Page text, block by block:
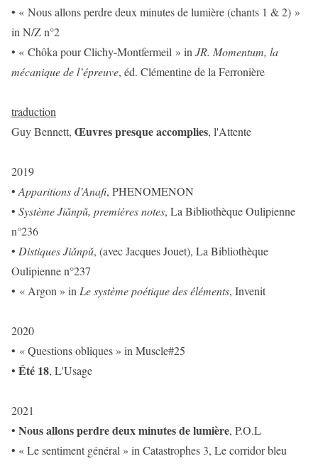
• « Nous allons perdre deux minutes de lumière (chants 1 & 2) »
in N/Z n°2
• « Chôka pour Clichy-Montfermeil » in JR. Momentum, la
mécanique de l’épreuve, éd. Clémentine de la Ferronière
traduction
Guy Bennett, Œuvres presque accomplies, l'Attente
2019
• Apparitions d’Anafi, PHENOMENON
• Système Jiǎnpǔ, premières notes, La Bibliothèque Oulipienne
n°236
• Distiques Jiǎnpǔ, (avec Jacques Jouet), La Bibliothèque
Oulipienne n°237
• « Argon » in Le système poétique des éléments, Invenit
2020
• « Questions obliques » in Muscle#25
• Été 18, L'Usage
2021
• Nous allons perdre deux minutes de lumière, P.O.L
• « Le sentiment général » in Catastrophes 3, Le corridor bleu